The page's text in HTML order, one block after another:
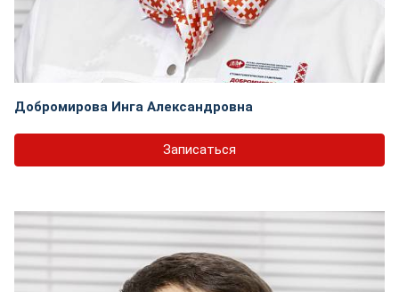
Добромирова Инга Александровна
Записаться